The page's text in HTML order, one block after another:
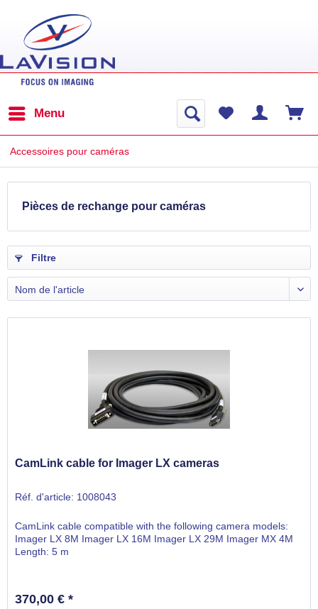
Menu
Accessoires pour caméras
Pièces de rechange pour caméras
Filtre
CamLink cable for Imager LX cameras
Réf. d'article: 1008043
CamLink cable compatible with the following camera models:
Imager LX 8M Imager LX 16M Imager LX 29M Imager MX 4M
Length: 5 m
370,00 € *